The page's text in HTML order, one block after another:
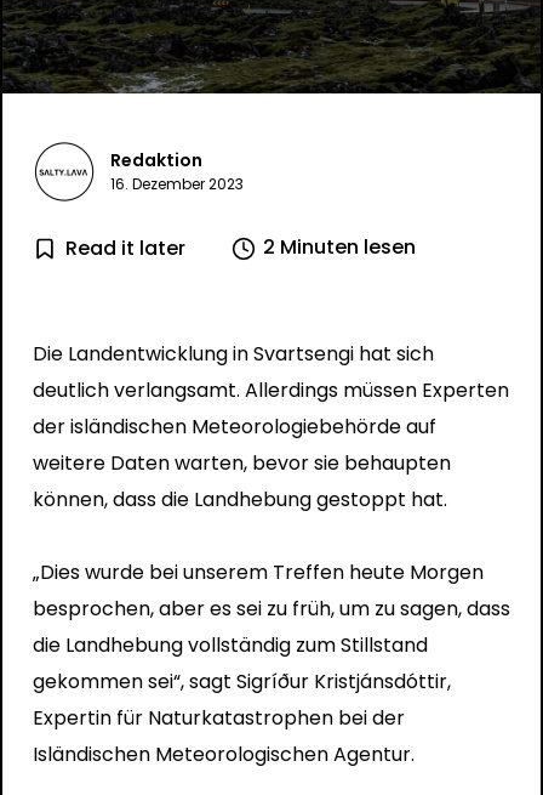
Redaktion
16. Dezember 2023
Read it later 2 Minuten lesen
Die Landentwicklung in Svartsengi hat sich
deutlich verlangsamt. Allerdings müssen Experten
der isländischen Meteorologiebehörde auf
weitere Daten warten, bevor sie behaupten
können, dass die Landhebung gestoppt hat.
„Dies wurde bei unserem Treffen heute Morgen
besprochen, aber es sei zu früh, um zu sagen, dass
die Landhebung vollständig zum Stillstand
gekommen sei“, sagt Sigríður Kristjánsdóttir,
Expertin für Naturkatastrophen bei der
Isländischen Meteorologischen Agentur.